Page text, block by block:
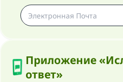
Приложение
ответ»